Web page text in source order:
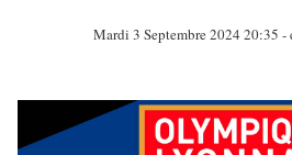
Mardi 3 Septembre 2024 20:35 -